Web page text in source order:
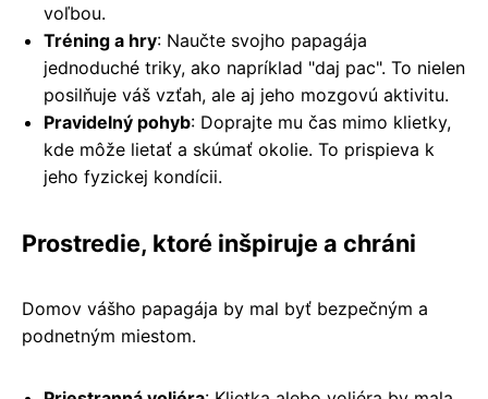
voľbou.
Tréning a hry: Naučte svojho papagája
jednoduché triky, ako napríklad "daj pac". To nielen
posilňuje váš vzťah, ale aj jeho mozgovú aktivitu.
Pravidelný pohyb: Doprajte mu čas mimo klietky,
kde môže lietať a skúmať okolie. To prispieva k
jeho fyzickej kondícii.
Prostredie, ktoré inšpiruje a chráni
Domov vášho papagája by mal byť bezpečným a
podnetným miestom.